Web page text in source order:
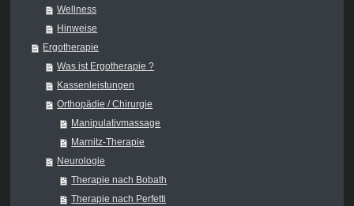
Wellness
Hinweise
Ergotherapie
Was ist Ergotherapie ?
Kassenleistungen
Orthopädie / Chirurgie
Manipulativmassage
Marnitz-Therapie
Neurologie
Therapie nach Bobath
Therapie nach Perfetti